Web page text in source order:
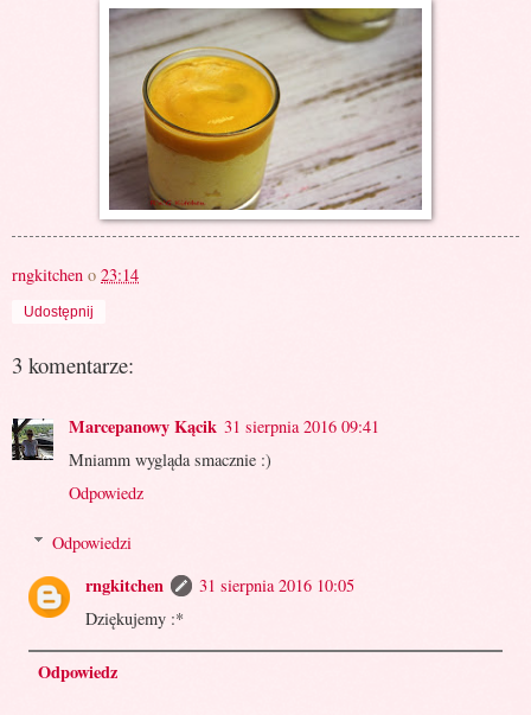
rngkitchen o 23:14
Udostępnij
3 komentarze:
Marcepanowy Kącik 31 sierpnia 2016 09:41
Mniamm wygląda smacznie :)
Odpowiedz
Odpowiedzi
rngkitchen
31 sierpnia 2016 10:05
Dziękujemy :*
Odpowiedz